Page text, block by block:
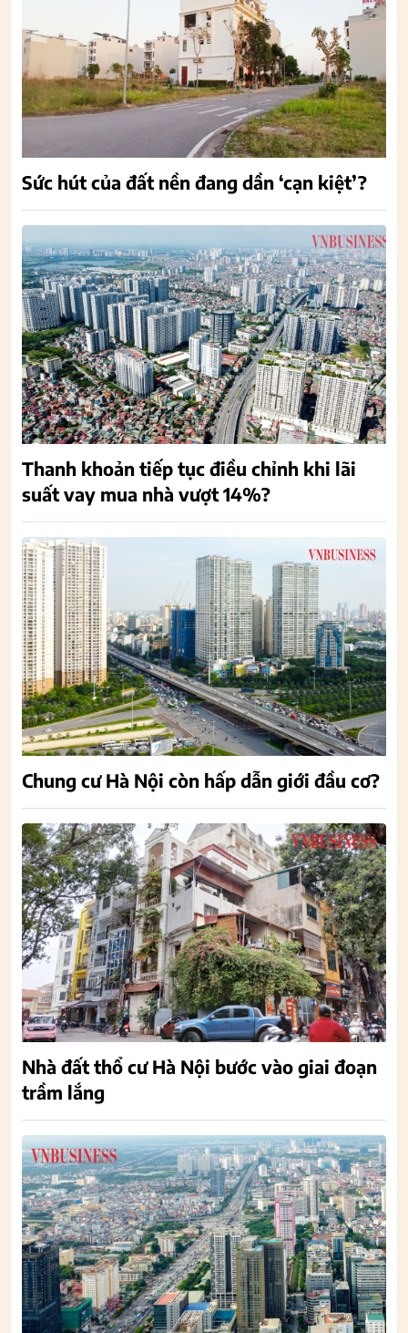
Sức hút của đất nền đang dần ‘cạn kiệt’?
Thanh khoản tiếp tục điều chỉnh khi lãi
suất vay mua nhà vượt 14%?
Chung cư Hà Nội còn hấp dẫn giới đầu cơ?
Nhà đất thổ cư Hà Nội bước vào giai đoạn
trầm lắng